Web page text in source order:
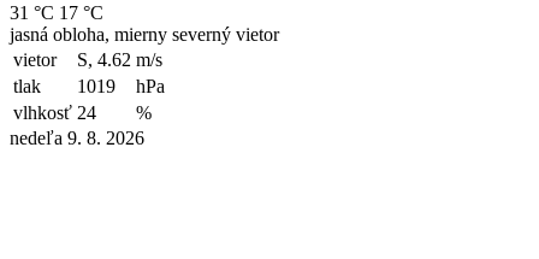
31 °C 17 °C
jasná obloha, mierny severný vietor
vietor
S, 4.62 m/s
tlak
1019
hPa
vlhkosť 24
%
nedeľa 9. 8. 2026